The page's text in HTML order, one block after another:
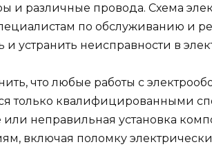
и различные провода. Схема
по обслуживанию и
и устранить неисправности в
что любые работы с
только квалифицированными
неправильная установка
включая поломку